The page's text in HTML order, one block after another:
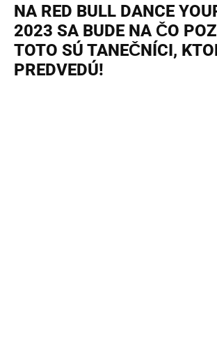
NA RED BULL DANCE
2023 SA BUDE NA ČO
TOTO SÚ TANEČNÍCI,
PREDVEDÚ!